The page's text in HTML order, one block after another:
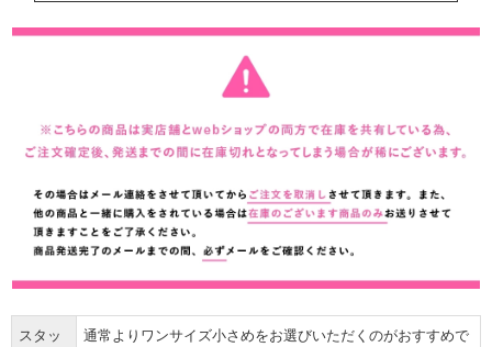
スタッ
通常よりワンサイズ小さめをお選びいただくのがおすすめで